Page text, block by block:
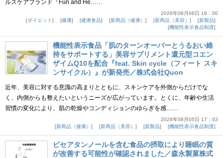
ルスケアブランド『Fun and He……
2026年08月06日 18：00
ダイエット
健康 健康食品 新商品（健康） 新商品（美容）
新製品
機能性表示食品制度
機能性表示食品「肌のターンオーバーとうるおい維
持をサポートする」美容サプリメント還元型コエン
ザイムQ10を配合『feat. Skin cycle（フィート スキ
ンサイクル）』が新発売／株式会社Quon
近年、美容に対する意識の高まりとともに、スキンケアを外側からだけでな
く、内側からも整えたいというニーズが広がっています。とくに、年齢や生活
習慣の変化により、肌の乾燥やコンディションのゆらぎを感……
2026年08月05日 17：03
新商品（健康）
新商品（美容） 新製品 機能性表示食品制度
ピセアタンノールを含む食品の摂取により睡眠の質
が改善する可能性が確認されました／森永製菓株式